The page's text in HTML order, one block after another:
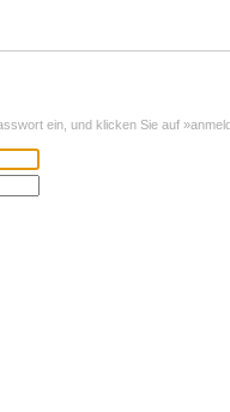
ein, und klicken Sie auf